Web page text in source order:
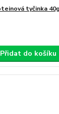
tyčinka
Přidat do košíku